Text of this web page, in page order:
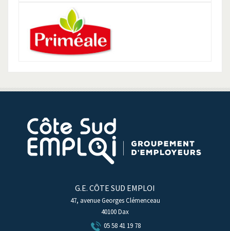
G.E. CÔTE SUD EMPLOI
47, avenue Georges Clémenceau
40100 Dax
05 58 41 19 78